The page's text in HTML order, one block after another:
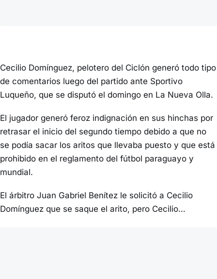
Cecilio Domínguez, pelotero del Ciclón generó todo tipo
de comentarios luego del partido ante Sportivo
Luqueño, que se disputó el domingo en La Nueva Olla.
El jugador generó feroz indignación en sus hinchas por
retrasar el inicio del segundo tiempo debido a que no
se podía sacar los aritos que llevaba puesto y que está
prohibido en el reglamento del fútbol paraguayo y
mundial.
El árbitro Juan Gabriel Benítez le solicitó a Cecilio
Domínguez que se saque el arito, pero Cecilio…